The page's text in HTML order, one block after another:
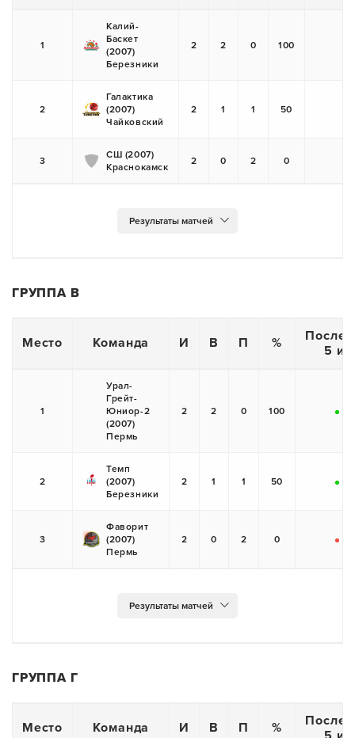
1
Калий-
Баскет
(2007)
Березники
2 2 0 100
2
Галактика
(2007)
Чайковский
2 1 1 50
3
СШ (2007)
Краснокамск
2 0 2 0
ГРУППА В
Место Команда И В П %
5
1
Урал-
Грейт-
Юниор-2
(2007)
Пермь
2 2 0 100
+
2
Темп
(2007)
Березники
2 1 1 50
+
3
Фаворит
(2007)
Пермь
2 0 2 0
-
ГРУППА Г
Место Команда И В П %